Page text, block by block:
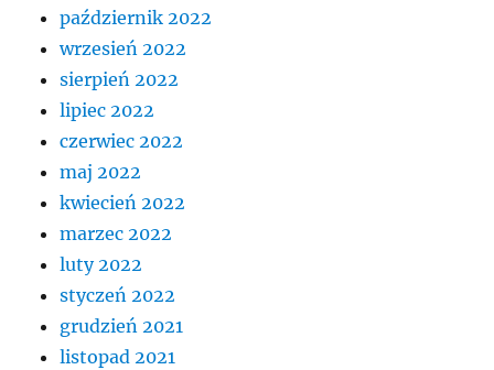
październik 2022
wrzesień 2022
sierpień 2022
lipiec 2022
czerwiec 2022
maj 2022
kwiecień 2022
marzec 2022
luty 2022
styczeń 2022
grudzień 2021
listopad 2021